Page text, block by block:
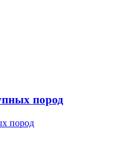
пород